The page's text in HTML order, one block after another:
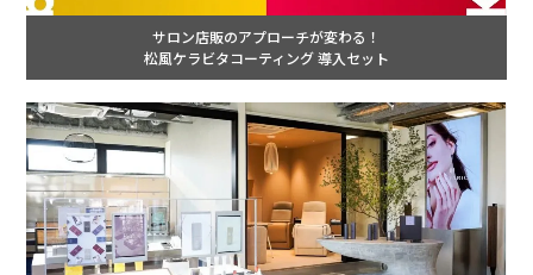
サロン店販のアプローチが変わる！
松風ケラビタコーティング 導入セット